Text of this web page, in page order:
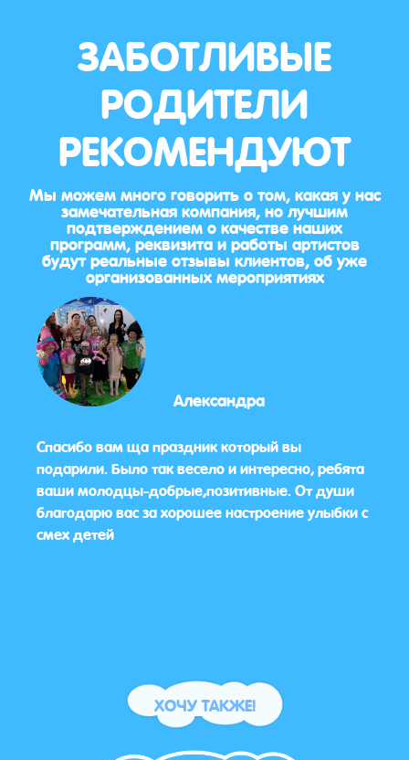
ЗАБОТЛИВЫЕ
РОДИТЕЛИ
РЕКОМЕНДУЮТ
Мы можем много говорить о том, какая у нас
замечательная компания, но лучшим
подтверждением о качестве наших
программ, реквизита и работы артистов
будут реальные отзывы клиентов, об уже
организованных мероприятиях
Александра
Спасибо вам ща праздник который вы
подарили. Было так весело и интересно, ребята
ваши молодцы-добрые,позитивные. От души
благодарю вас за хорошее настроение улыбки с
смех детей
ХОЧУ ТАКЖЕ!